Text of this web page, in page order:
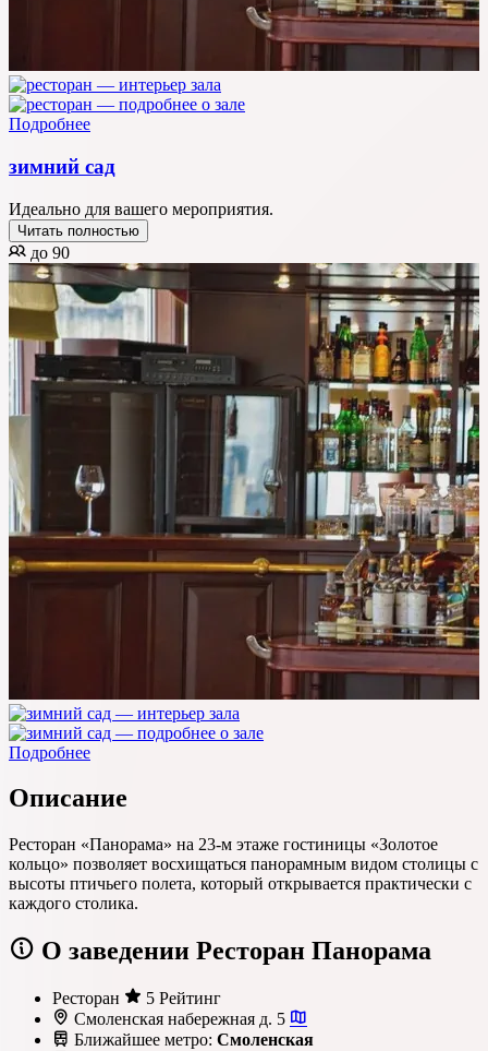
Подробнее
зимний сад
Идеально для вашего мероприятия.
Читать полностью
до 90
Подробнее
Описание
Ресторан «Панорама» на 23-м этаже гостиницы «Золотое
кольцо» позволяет восхищаться панорамным видом столицы с
высоты птичьего полета, который открывается практически с
каждого столика.
О заведении Ресторан Панорама
Ресторан
5 Рейтинг
Смоленская набережная д. 5
Ближайшее метро: Смоленская